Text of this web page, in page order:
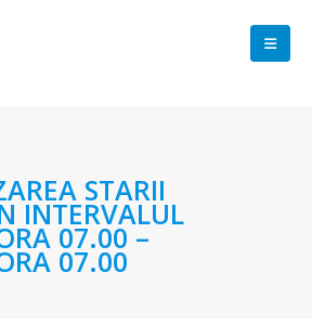
STARII
INTERVALUL
07.00 –
07.00